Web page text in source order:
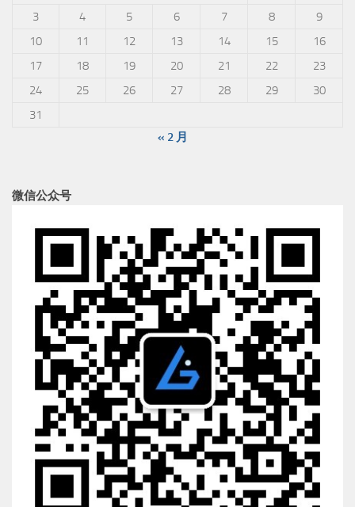
3
4 5 6 7 8
9
10
11 12 13 14 15
16
17
18 19 20 21 22
23
24
25 26 27 28 29
30
31
« 2 月
微信公众号